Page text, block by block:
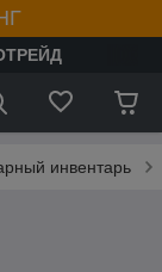
инвентарь